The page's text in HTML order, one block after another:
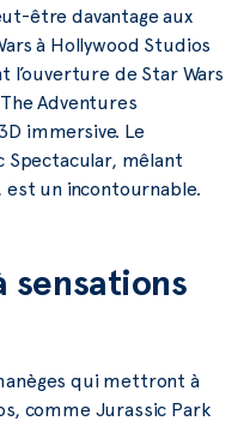
être davantage aux
à Hollywood Studios
l’ouverture de Star Wars
Adventures
immersive. Le
Spectacular, mêlant
un incontournable.
sensations
qui mettront à
comme Jurassic Park